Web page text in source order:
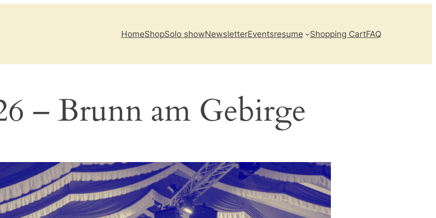
HomeShopSolo showNewsletterEventsresume Shopping CartFAQ
– Brunn am Gebirge